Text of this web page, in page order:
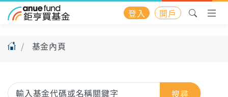
登入 開戶
基金內頁
搜尋